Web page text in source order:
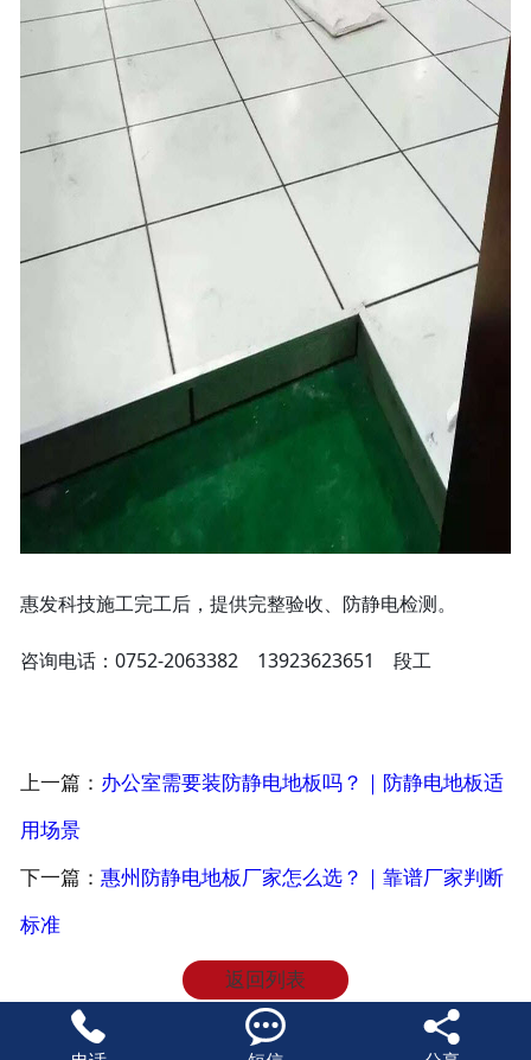
惠发科技施工完工后，提供完整验收、防静电检测。
咨询电话：0752‑2063382 13923623651 段工
上一篇： 办公室需要装防静电地板吗？｜防静电地板适
用场景
下一篇： 惠州防静电地板厂家怎么选？｜靠谱厂家判断
标准
返回列表
  